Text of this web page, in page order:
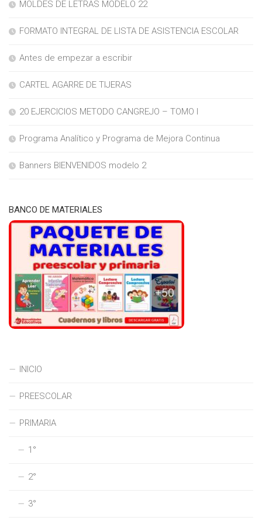
MOLDES DE LETRAS MODELO 22
FORMATO INTEGRAL DE LISTA DE ASISTENCIA ESCOLAR
Antes de empezar a escribir
CARTEL AGARRE DE TIJERAS
20 EJERCICIOS METODO CANGREJO – TOMO I
Programa Analítico y Programa de Mejora Continua
Banners BIENVENIDOS modelo 2
BANCO DE MATERIALES
INICIO
PREESCOLAR
PRIMARIA
1°
2°
3°